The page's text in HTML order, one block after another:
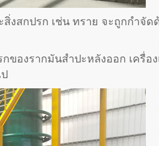
สกปรก เช่น ทราย จะถูกกำจัด
ของรากมันสำปะหลังออก เครื่